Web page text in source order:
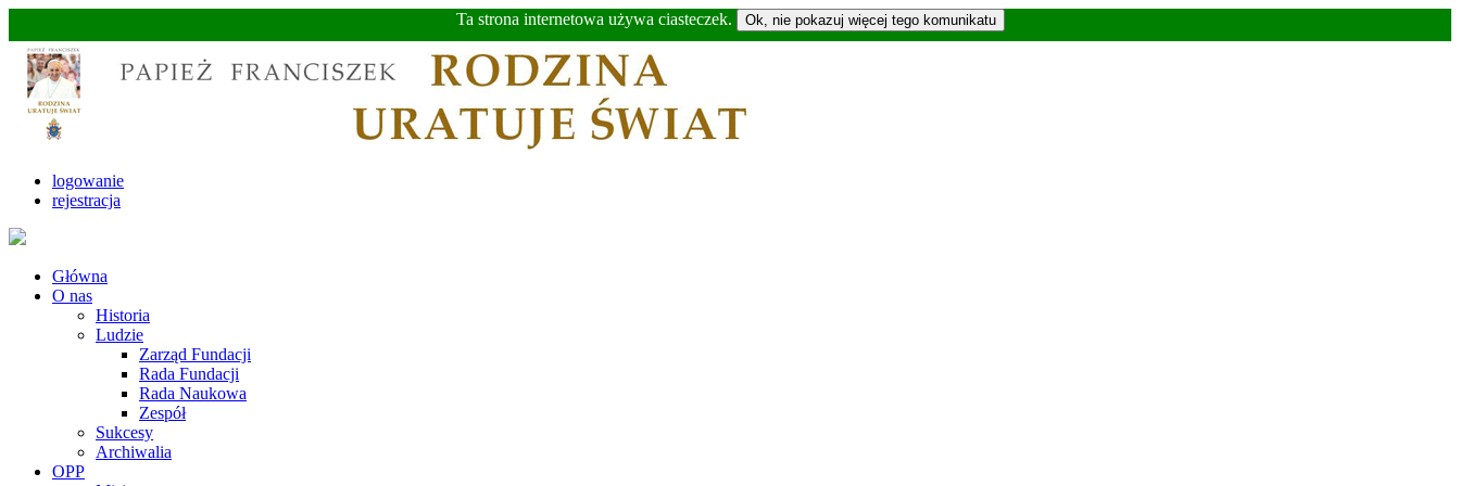
Ta strona internetowa używa ciasteczek.
logowanie
rejestracja
Główna
O nas
Historia
Ludzie
Zarząd Fundacji
Rada Fundacji
Rada Naukowa
Zespół
Sukcesy
Archiwalia
OPP